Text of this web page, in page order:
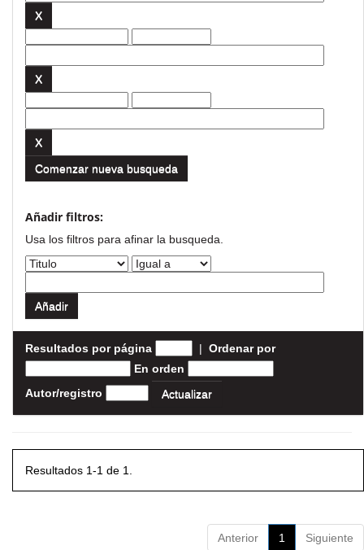
Comenzar nueva busqueda
Añadir filtros:
Usa los filtros para afinar la busqueda.
Resultados por página | Ordenar por
En orden
Autor/registro
Resultados 1-1 de 1.
Anterior 1 Siguiente